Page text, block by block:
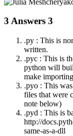
3 Answers 3
.py : This is
written.
.pyc : This is
python will
make
.pyo : This
files that were
note below)
.pyd : This is
http://
same-as-a-dll